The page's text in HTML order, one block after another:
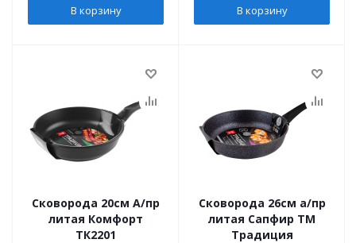
В корзину В корзину
Сковорода 20см А/пр
литая Комфорт
ТК2201
Сковорода 26см а/пр
литая Сапфир ТМ
Традиция